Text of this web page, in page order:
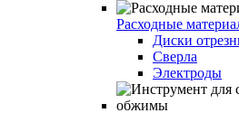
Расходные
Диски
Сверла
Электроды